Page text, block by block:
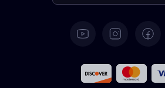
الفرنسية